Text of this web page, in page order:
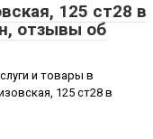
125 ст28 в
отзывы об
и товары в
125 ст28 в